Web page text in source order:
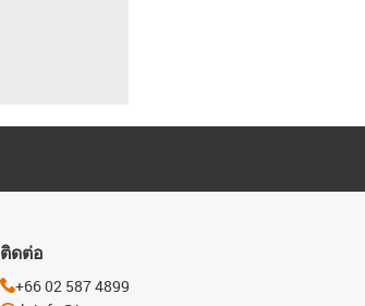
ติดต่อ
+66 02 587 4899